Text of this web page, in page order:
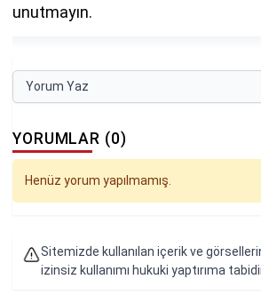
unutmayın.
Yorum Yaz
YORUMLAR (0)
Henüz yorum yapılmamış.
Sitemizde kullanılan içerik ve
izinsiz kullanımı hukuki yaptırıma